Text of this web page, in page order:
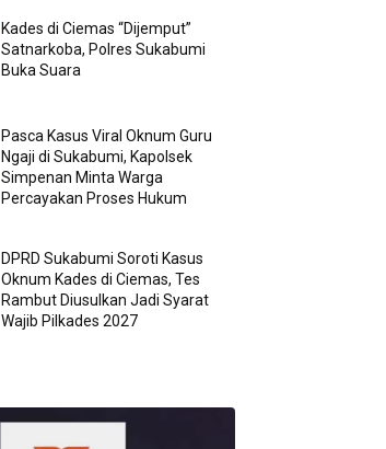
Kades di Ciemas “Dijemput”
Satnarkoba, Polres Sukabumi
Buka Suara
Pasca Kasus Viral Oknum Guru
Ngaji di Sukabumi, Kapolsek
Simpenan Minta Warga
Percayakan Proses Hukum
DPRD Sukabumi Soroti Kasus
Oknum Kades di Ciemas, Tes
Rambut Diusulkan Jadi Syarat
Wajib Pilkades 2027